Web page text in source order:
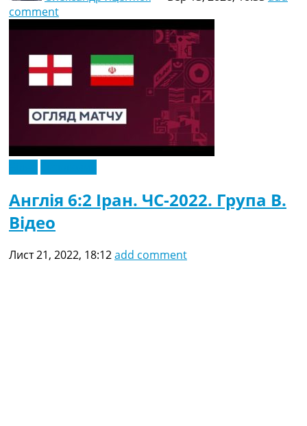
comment
Англія 6:2 Іран. ЧС-2022. Група B.
Відео
Лист 21, 2022, 18:12add comment